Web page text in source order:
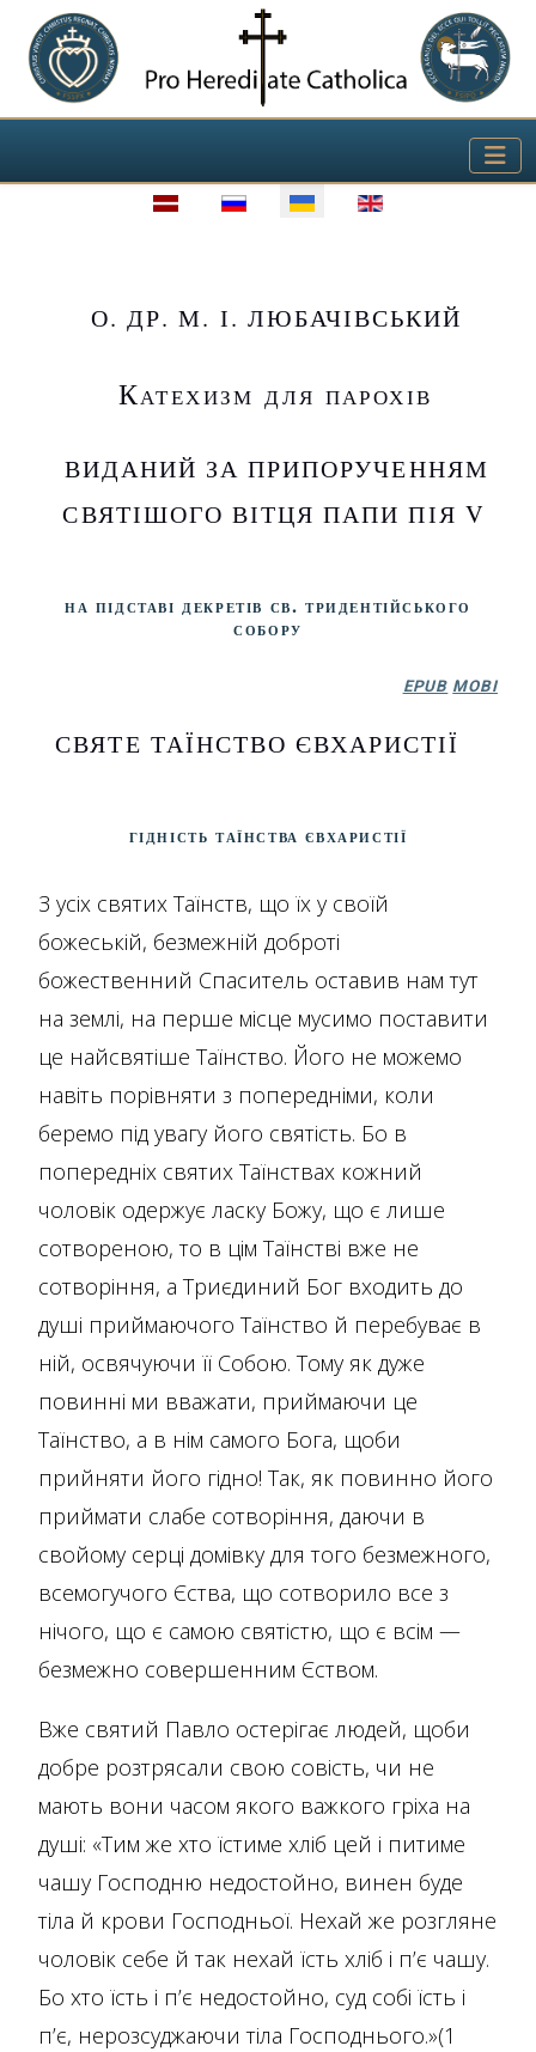
Виберіть свою мову
О. ДР. М. І. ЛЮБАЧІВСЬКИЙ
Катехизм для парохів
ВИДАНИЙ ЗА ПРИПОРУЧЕННЯМ
СВЯТІШОГО ВІТЦЯ ПАПИ ПІЯ V
На підставі декретів св. Тридентійського
собору
EPUB MOBI
СВЯТЕ ТАЇНСТВО ЄВХАРИСТІЇ
Гідність Таїнства Євхаристії
З усіх святих Таїнств, що їх у своїй
божеській, безмежній доброті
божественний Спаситель оставив нам тут
на землі, на перше місце мусимо поставити
це найсвятіше Таїнство. Його не можемо
навіть порівняти з попередніми, коли
беремо під увагу його святість. Бо в
попередніх святих Таїнствах кожний
чоловік одержує ласку Божу, що є лише
сотвореною, то в цім Таїнстві вже не
сотворіння, а Триєдиний Бог входить до
душі приймаючого Таїнство й перебуває в
ній, освячуючи її Собою. Тому як дуже
повинні ми вважати, приймаючи це
Таїнство, а в нім самого Бога, щоби
прийняти його гідно! Так, як повинно його
приймати слабе сотворіння, даючи в
свойому серці домівку для того безмежного,
всемогучого Єства, що сотворило все з
нічого, що є самою святістю, що є всім —
безмежно совершенним Єством.
Вже святий Павло остерігає людей, щоби
добре розтрясали свою совість, чи не
мають вони часом якого важкого гріха на
душі: «Тим же хто їстиме хліб цей і питиме
чашу Господню недостойно, винен буде
тіла й крови Господньої. Нехай же розгляне
чоловік себе й так нехай їсть хліб і п’є чашу.
Бо хто їсть і п’є недостойно, суд собі їсть і
п’є, нерозсуджаючи тіла Господнього.»(1